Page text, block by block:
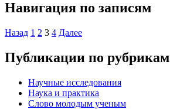
Навигация по записям
Назад 1 2 3 4 Далее
Публикации по рубрикам
Научные исследования
Наука и практика
Слово молодым ученым